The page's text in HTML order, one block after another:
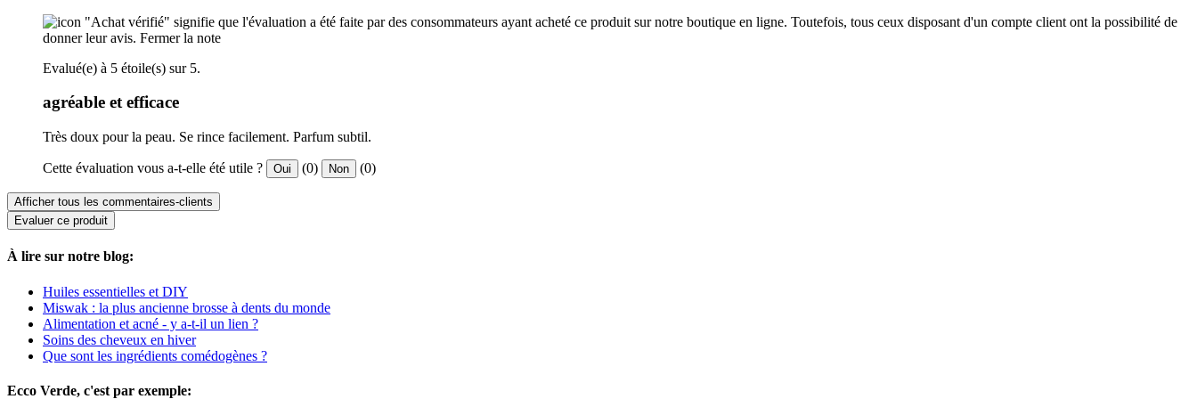
"Achat vérifié" signifie que l'évaluation a été faite par des consommateurs ayant acheté ce produit sur notre boutique en ligne. Toutefois, tous ceux disposant d'un compte client ont la possibilité de
donner leur avis. Fermer la note
Evalué(e) à 5 étoile(s) sur 5.
agréable et efficace
Très doux pour la peau. Se rince facilement. Parfum subtil.
Cette évaluation vous a-t-elle été utile ? Oui (0) Non (0)
Afficher tous les commentaires-clients
Evaluer ce produit
À lire sur notre blog:
Huiles essentielles et DIY
Miswak : la plus ancienne brosse à dents du monde
Alimentation et acné - y a-t-il un lien ?
Soins des cheveux en hiver
Que sont les ingrédients comédogènes ?
Ecco Verde, c'est par exemple: